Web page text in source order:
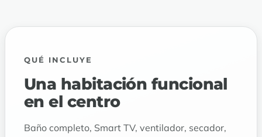
QUÉ INCLUYE
Una habitación funcional
en el centro
Baño completo, Smart TV, ventilador, secador,